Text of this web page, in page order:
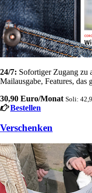
24/7: Sofortiger Zugang zu
Mailausgabe, Features, das
30,90 Euro/Monat Soli:
Bestellen
Verschenken